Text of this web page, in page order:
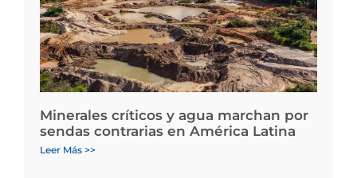
Minerales críticos y agua marchan por
sendas contrarias en América Latina
Leer Más >>